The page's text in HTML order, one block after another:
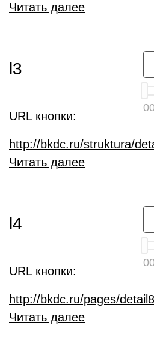
Читать далее
l3
URL кнопки:
http://bkdc.ru/struktura/
Читать далее
l4
URL кнопки:
http://bkdc.ru/pages/
Читать далее